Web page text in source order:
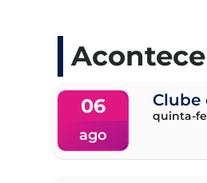
06
ago
Clube
quinta-